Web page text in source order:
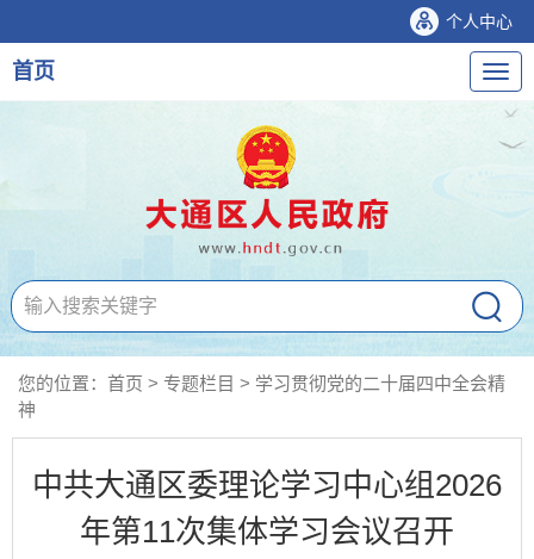
个人中心
导
航
首页
您的位置： 首页 > 专题栏目 > 学习贯彻党的二十届四中全会精
神
中共大通区委理论学习中心组2026
年第11次集体学习会议召开